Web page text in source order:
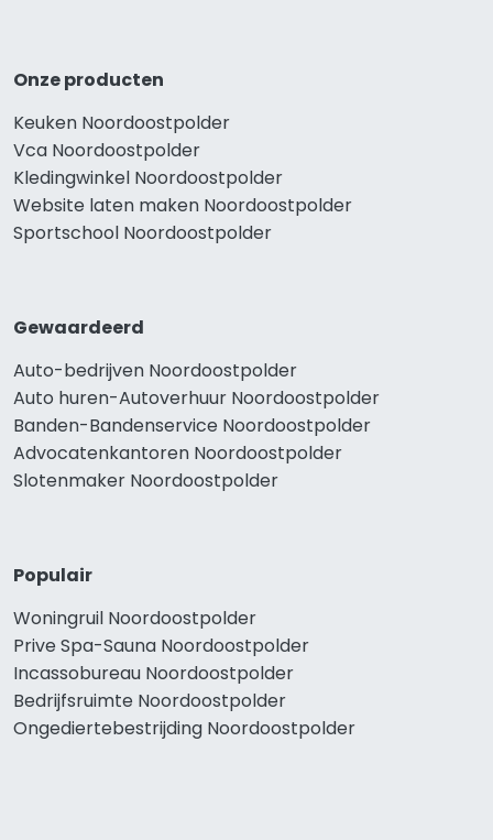
Onze producten
Keuken Noordoostpolder
Vca Noordoostpolder
Kledingwinkel Noordoostpolder
Website laten maken Noordoostpolder
Sportschool Noordoostpolder
Gewaardeerd
Auto-bedrijven Noordoostpolder
Auto huren-Autoverhuur Noordoostpolder
Banden-Bandenservice Noordoostpolder
Advocatenkantoren Noordoostpolder
Slotenmaker Noordoostpolder
Populair
Woningruil Noordoostpolder
Prive Spa-Sauna Noordoostpolder
Incassobureau Noordoostpolder
Bedrijfsruimte Noordoostpolder
Ongediertebestrijding Noordoostpolder